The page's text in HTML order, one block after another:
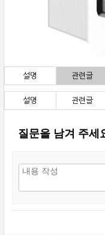
설명 관련글
설명 관련글
질문을 남겨 주세